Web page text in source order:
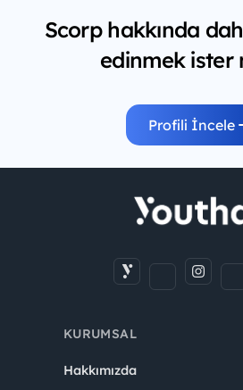
Scorp hakkında
edinmek ister
Profili İncele
KURUMSAL
Hakkımızda